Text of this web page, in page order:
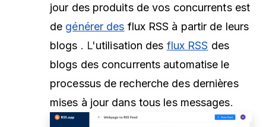
jour des produits de vos concurrents est
de générer des flux RSS à partir de leurs
blogs . L'utilisation des flux RSS des
blogs des concurrents automatise le
processus de recherche des dernières
mises à jour dans tous les messages.